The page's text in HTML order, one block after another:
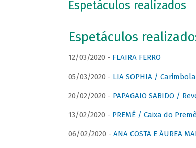
Espetáculos realizados
Espetáculos
12/03/2020 - FLAIRA FERRO
05/03/2020 - LIA SOPHIA /
20/02/2020 - PAPAGAIO SABIDO /
13/02/2020 - PREMÊ / Caixa do
06/02/2020 - ANA COSTA E ÁUREA